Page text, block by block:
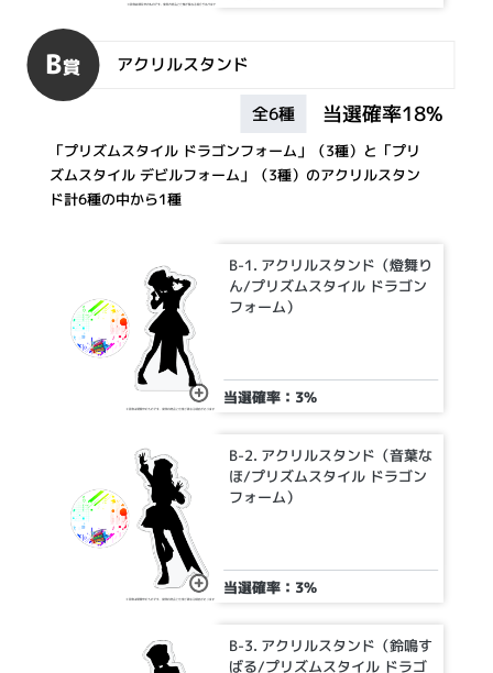
B賞 アクリルスタンド
全6種 当選確率18%
「プリズムスタイル ドラゴンフォーム」（3種）と「プリ
ズムスタイル デビルフォーム」（3種）のアクリルスタン
ド計6種の中から1種
当選確率：3%
B-1. アクリルスタンド（燈舞り
ん/プリズムスタイル ドラゴン
フォーム）
当選確率：3%
B-2. アクリルスタンド（音葉な
ほ/プリズムスタイル ドラゴン
フォーム）
B-3. アクリルスタンド（鈴鳴す
ばる/プリズムスタイル ドラゴ